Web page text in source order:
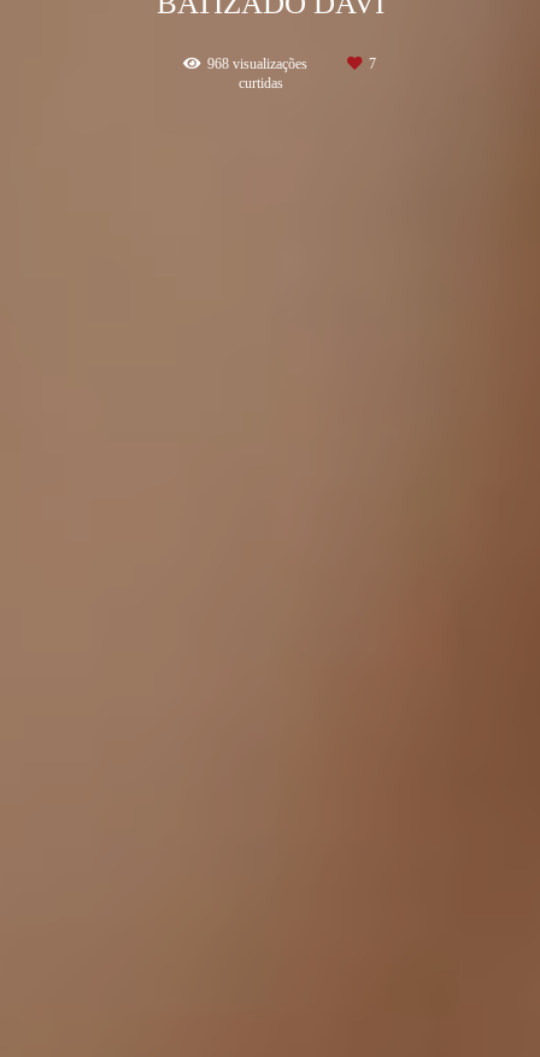
968visualizações
7
curtidas